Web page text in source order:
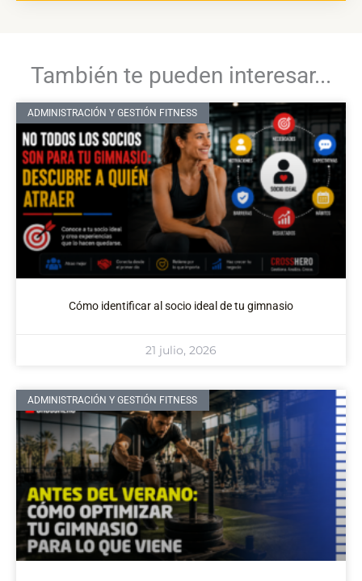
También te pueden interesar...
ADMINISTRACIÓN Y GESTIÓN FITNESS
Cómo identificar al socio ideal de tu gimnasio
21 julio, 2026
ADMINISTRACIÓN Y GESTIÓN FITNESS